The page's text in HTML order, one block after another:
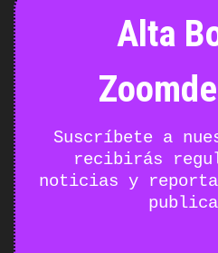
Alta
Suscríbete a
recibirás
noticias y